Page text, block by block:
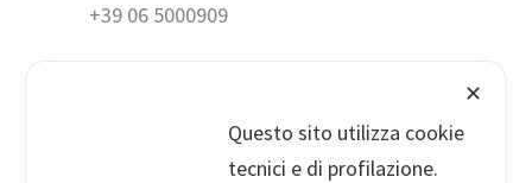
+39 06 5000909
info@palermolegal.it
✕
Questo sito utilizza cookie
tecnici e di profilazione.